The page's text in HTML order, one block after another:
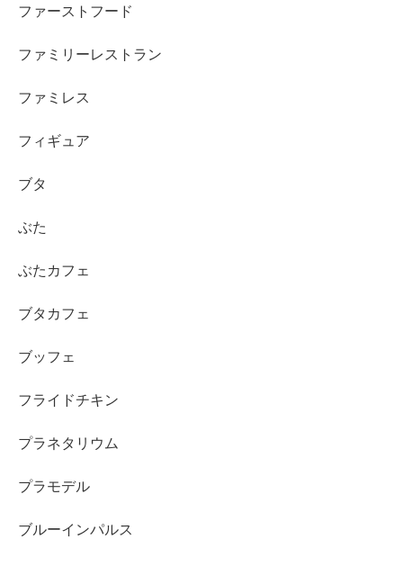
ファーストフード
ファミリーレストラン
ファミレス
フィギュア
ブタ
ぶた
ぶたカフェ
ブタカフェ
ブッフェ
フライドチキン
プラネタリウム
プラモデル
ブルーインパルス